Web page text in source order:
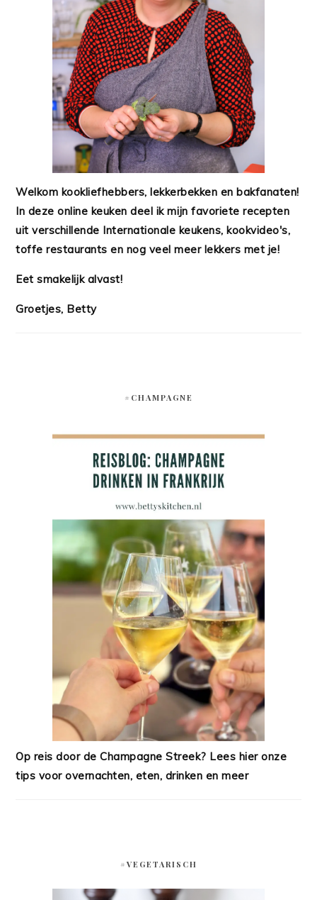
Welkom kookliefhebbers, lekkerbekken en bakfanaten!
In deze online keuken deel ik mijn favoriete recepten
uit verschillende Internationale keukens, kookvideo's,
toffe restaurants en nog veel meer lekkers met je!
Eet smakelijk alvast!
Groetjes, Betty
#CHAMPAGNE
Op reis door de Champagne Streek? Lees hier onze
tips voor overnachten, eten, drinken en meer
#VEGETARISCH